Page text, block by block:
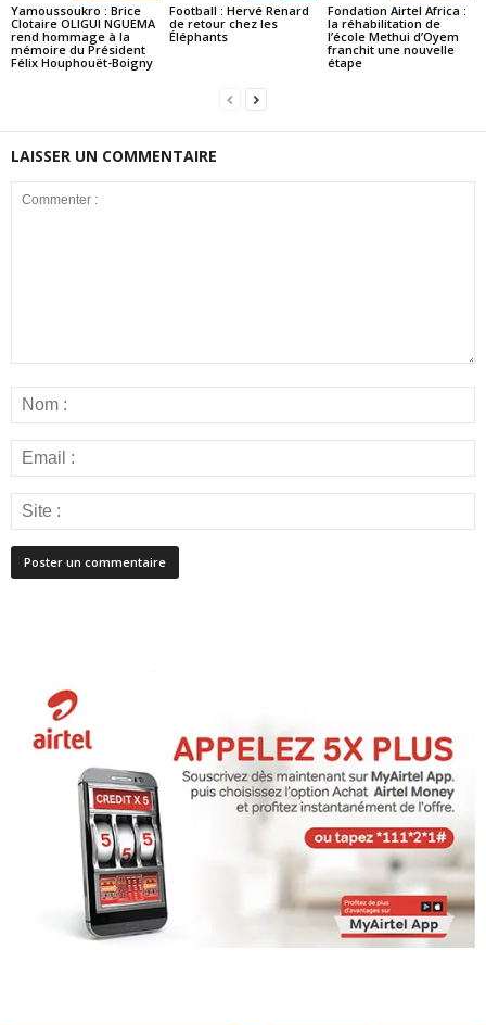
Yamoussoukro : Brice
Clotaire OLIGUI NGUEMA
rend hommage à la
mémoire du Président
Félix Houphouët-Boigny
Football : Hervé Renard
de retour chez les
Éléphants
Fondation Airtel Africa :
la réhabilitation de
l’école Methui d’Oyem
franchit une nouvelle
étape
LAISSER UN COMMENTAIRE